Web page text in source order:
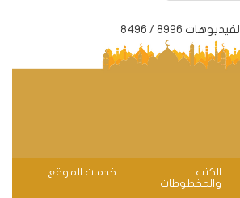
الفيديوهات 8996 / 8496
الكتب
والمخطوطات
خدمات الموقع